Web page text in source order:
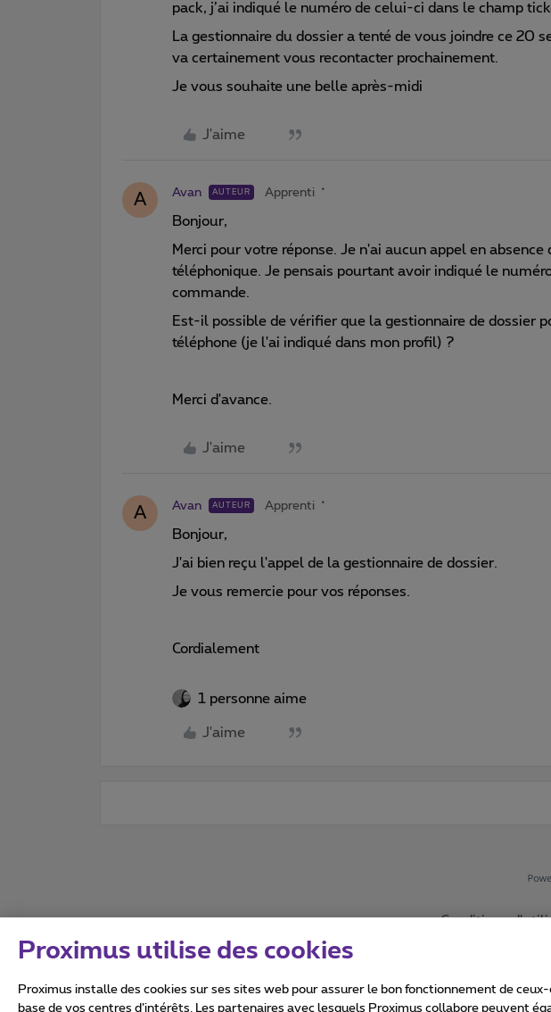
pack, j’ai indiqué le numéro de celui-ci dans le champ
La gestionnaire du dossier a tenté de vous joindre ce 20
va certainement vous recontacter prochainement.
Je vous souhaite une belle après-midi
J'aime
A Avan AUTEUR Apprenti
Bonjour,
Merci pour votre réponse. Je n'ai aucun appel en
téléphonique. Je pensais pourtant avoir indiqué le
commande.
Est-il possible de vérifier que la gestionnaire de dossier
téléphone (je l'ai indiqué dans mon profil) ?
Merci d'avance.
J'aime
A Avan AUTEUR Apprenti
Bonjour,
J'ai bien reçu l'appel de la gestionnaire de dossier.
Je vous remercie pour vos réponses.
Cordialement
1 personne aime
J'aime
Conditions
Proximus utilise des cookies
Proximus installe des cookies sur ses sites web pour assurer le bon fonctionnement de
base de vos centres d’intérêts. Les partenaires avec lesquels Proximus collabore peuvent